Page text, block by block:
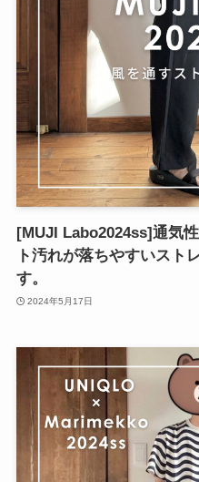
[MUJI Labo2024ss]通気
ト汚れが落ちやすいスト
す。
2024年5月17日